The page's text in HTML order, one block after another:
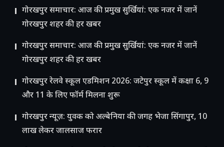
गोरखपुर समाचार: आज की प्रमुख सुर्खियां: एक नजर में जानें
गोरखपुर शहर की हर खबर
गोरखपुर समाचार: आज की प्रमुख सुर्खियां: एक नजर में जानें
गोरखपुर शहर की हर खबर
गोरखपुर रेलवे स्कूल एडमिशन 2026: जटेपुर स्कूल में कक्षा 6, 9
और 11 के लिए फॉर्म मिलना शुरू
गोरखपुर न्यूज़: युवक को अल्बेनिया की जगह भेजा सिंगापुर, 10
लाख लेकर जालसाज फरार